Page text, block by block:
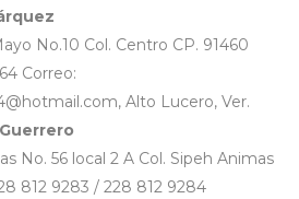
No.10 Col. Centro CP. 91460
Correo:
Alto Lucero, Ver.
No. 56 local 2 A Col. Sipeh Animas
812 9283 / 228 812 9284